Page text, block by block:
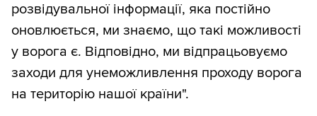
розвідувальної інформації, яка постійно
оновлюється, ми знаємо, що такі можливості
у ворога є. Відповідно, ми відпрацьовуємо
заходи для унеможливлення проходу ворога
на територію нашої країни".